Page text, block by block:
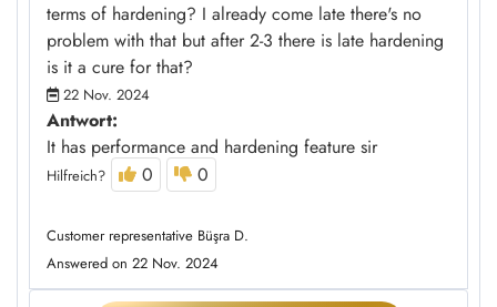
terms of hardening? I already come late there's no
problem with that but after 2-3 there is late hardening
is it a cure for that?
22 Nov. 2024
Antwort:
It has performance and hardening feature sir
Hilfreich? 0 0
Customer representative Büşra D.
Answered on 22 Nov. 2024